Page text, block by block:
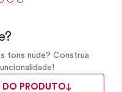
tons nude? Construa
DO PRODUTO